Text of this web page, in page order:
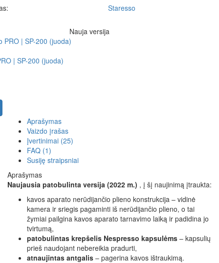
Staresso
Nauja versija
| SP-200 (juoda)
Aprašymas
Vaizdo įrašas
Įvertinimai (25)
FAQ (1)
Susiję straipsniai
Aprašymas
Naujausia patobulinta versija (2022 m.) , į šį naujinimą įtraukta:
kavos aparato nerūdijančio plieno konstrukcija – vidinė
kamera ir sriegis pagaminti iš nerūdijančio plieno, o tai
žymiai pailgina kavos aparato tarnavimo laiką ir padidina jo
tvirtumą,
patobulintas krepšelis Nespresso kapsulėms – kapsulių
prieš naudojant nebereikia pradurti,
atnaujintas antgalis – pagerina kavos ištraukimą.